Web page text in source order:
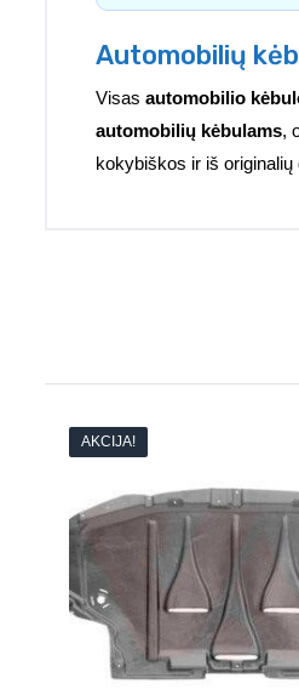
Automobilių
Visas automobilio
automobilių kėbulams,
kokybiškos ir iš originalių
AKCIJA!